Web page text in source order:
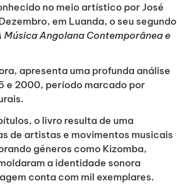
no meio artístico por José
em Luanda, o seu segundo
Música Angolana Contemporânea e
apresenta uma profunda análise
e 2000, período marcado por
o livro resulta de uma
de artistas e movimentos musicais
géneros como Kizomba,
a identidade sonora
conta com mil exemplares.